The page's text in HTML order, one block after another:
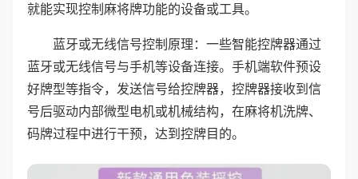
就能实现控制麻将牌功能的设备或工具。
蓝牙或无线信号控制原理：一些智能控牌器通过
蓝牙或无线信号与手机等设备连接。手机端软件预设
好牌型等指令，发送信号给控牌器，控牌器接收到信
号后驱动内部微型电机或机械结构，在麻将机洗牌、
码牌过程中进行干预，达到控牌目的。